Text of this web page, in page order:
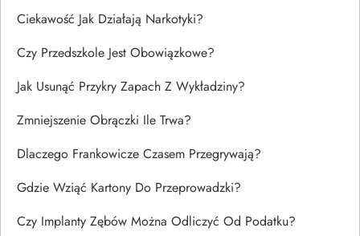
Ciekawość Jak Działają Narkotyki?
Czy Przedszkole Jest Obowiązkowe?
Jak Usunąć Przykry Zapach Z Wykładziny?
Zmniejszenie Obrączki Ile Trwa?
Dlaczego Frankowicze Czasem Przegrywają?
Gdzie Wziąć Kartony Do Przeprowadzki?
Czy Implanty Zębów Można Odliczyć Od Podatku?